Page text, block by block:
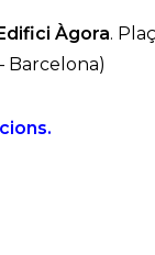
Àgora.
Barcelona)
.